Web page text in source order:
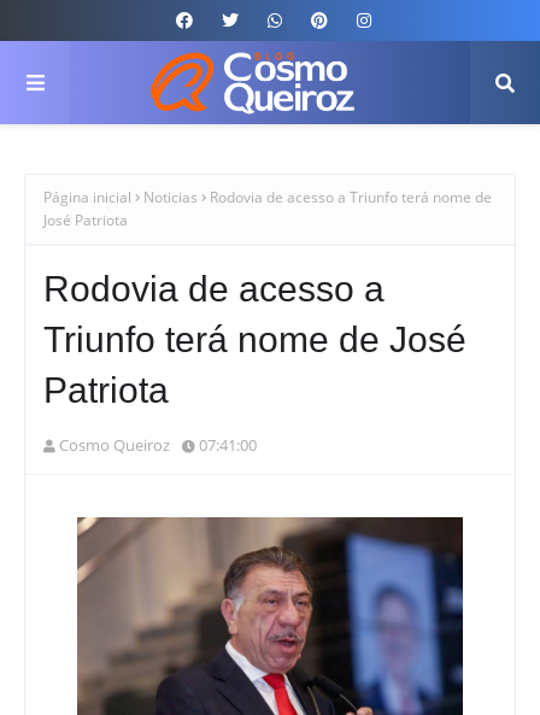
Página inicial Noticias
Rodovia de acesso a Triunfo terá nome de
José Patriota
Rodovia de acesso a
Triunfo terá nome de José
Patriota
Cosmo Queiroz 07:41:00